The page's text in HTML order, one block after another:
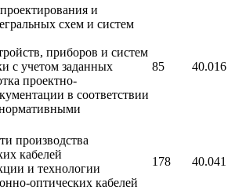
и
схем и систем
приборов и систем
с учетом заданных
проектно-
в соответствии
85 40.016
производства
кабелей
и технологии
оптических кабелей
178 40.041